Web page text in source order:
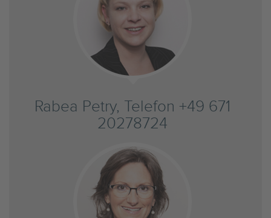
Rabea Petry, Telefon +49 671
20278724